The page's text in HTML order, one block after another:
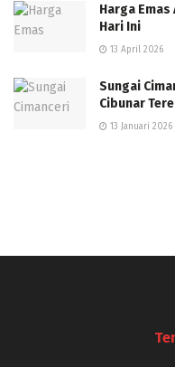
Harga
Hari Ini
13 April 2026
Sungai
Cibunar
13 Januari 2026